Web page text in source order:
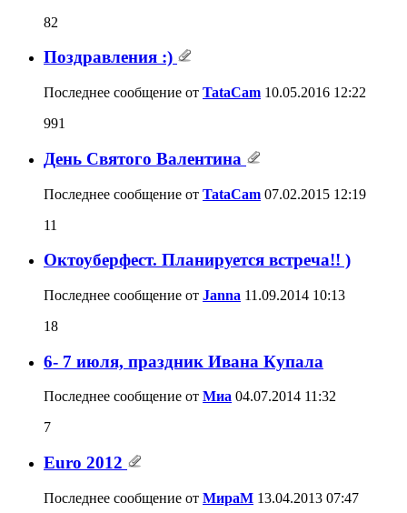
82
Поздравления :)
Последнее сообщение от TataCam 10.05.2016 12:22
991
День Святого Валентина
Последнее сообщение от TataCam 07.02.2015 12:19
11
Октоуберфест. Планируется встреча!! )
Последнее сообщение от Janna 11.09.2014 10:13
18
6- 7 июля, праздник Ивана Купала
Последнее сообщение от Миа 04.07.2014 11:32
7
Euro 2012
Последнее сообщение от МираМ 13.04.2013 07:47